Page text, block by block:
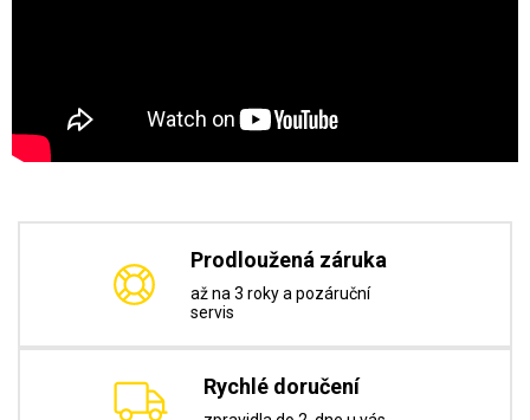
Prodloužená záruka
až na 3 roky a pozáruční
servis
Rychlé doručení